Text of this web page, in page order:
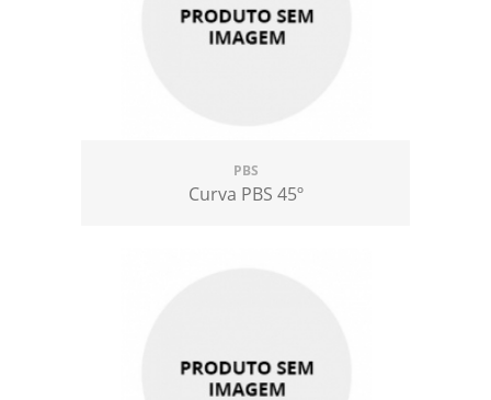
PBS
Curva PBS 45º